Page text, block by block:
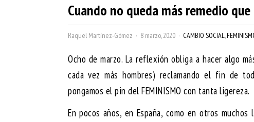
Cuando no queda más remedio
Raquel Martínez-Gómez 8 marzo, 2020 CAMBIO SOCIAL,
Ocho de marzo. La reflexión obliga a hacer algo
cada vez más hombres) reclamando el fin de
pongamos el pin del FEMINISMO con tanta ligereza.
En pocos años, en España, como en otros